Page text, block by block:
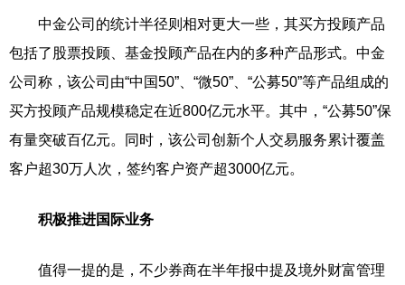
中金公司的统计半径则相对更大一些，其买方投顾产品
包括了股票投顾、基金投顾产品在内的多种产品形式。中金
公司称，该公司由“中国50”、“微50”、“公募50”等产品组成的
买方投顾产品规模稳定在近800亿元水平。其中，“公募50”保
有量突破百亿元。同时，该公司创新个人交易服务累计覆盖
客户超30万人次，签约客户资产超3000亿元。
积极推进国际业务
值得一提的是，不少券商在半年报中提及境外财富管理